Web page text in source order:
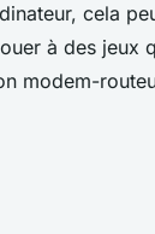
cela
à des jeux
modem-